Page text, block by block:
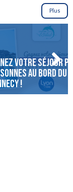
Plus
votre séjour
au bord du
!